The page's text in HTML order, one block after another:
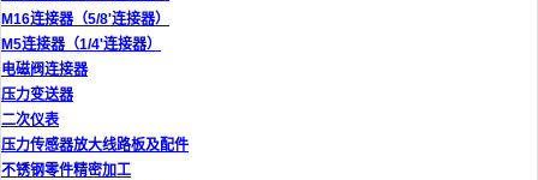
M16连接器（5/8'连接器）
M5连接器（1/4'连接器）
电磁阀连接器
压力变送器
二次仪表
压力传感器放大线路板及配件
不锈钢零件精密加工